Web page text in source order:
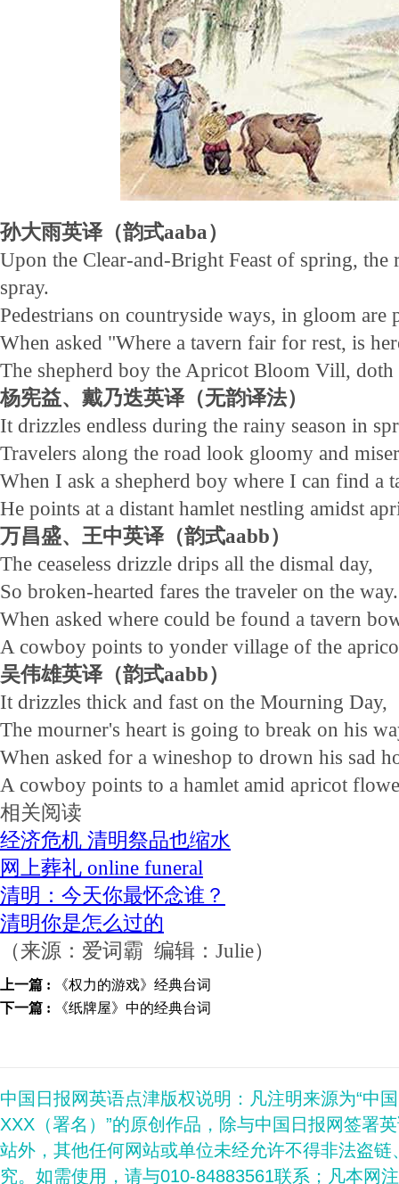
孙大雨英译（韵式aaba）
Upon the Clear-and-Bright Feast of spring,
spray.
Pedestrians on countryside ways, in gloom are
When asked "Where a tavern fair for rest, is
The shepherd boy the Apricot Bloom Vill, doth
杨宪益、戴乃迭英译（无韵译法）
It drizzles endless during the rainy season in
Travelers along the road look gloomy and
When I ask a shepherd boy where I can find a
He points at a distant hamlet nestling amidst
万昌盛、王中英译（韵式aabb）
The ceaseless drizzle drips all the dismal day,
So broken-hearted fares the traveler on the way.
When asked where could be found a tavern
A cowboy points to yonder village of the
吴伟雄英译（韵式aabb）
It drizzles thick and fast on the Mourning Day,
The mourner's heart is going to break on his
When asked for a wineshop to drown his sad
A cowboy points to a hamlet amid apricot
相关阅读
经济危机 清明祭品也缩水
网上葬礼 online funeral
清明：今天你最怀念谁？
清明你是怎么过的
（来源：爱词霸 编辑：Julie）
上一篇 :
《权力的游戏》经典台词
下一篇 :
《纸牌屋》中的经典台词
中国日报网英语点津版权说明：凡注明来源为“中
XXX（署名）”的原创作品，除与中国日报网签署
站外，其他任何网站或单位未经允许不得非法盗
究。如需使用，请与010-84883561联系；凡本网